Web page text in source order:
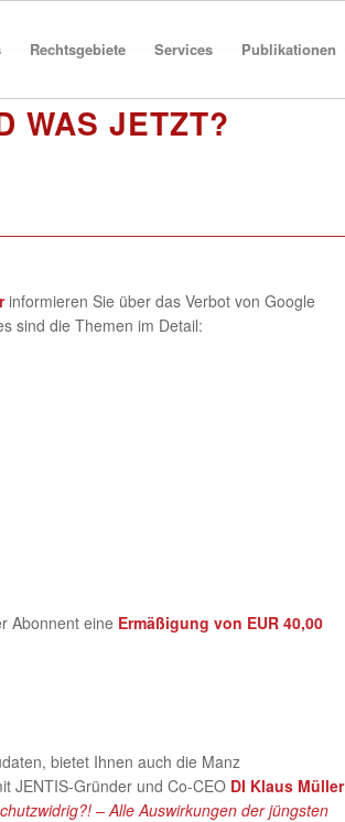
Rechtsgebiete Services Publikationen
WAS JETZT?
informieren Sie über das Verbot von Google
sind die Themen im Detail:
Abonnent eine Ermäßigung von EUR 40,00
bietet Ihnen auch die Manz
JENTIS-Gründer und Co-CEO DI Klaus Müller
– Alle Auswirkungen der jüngsten